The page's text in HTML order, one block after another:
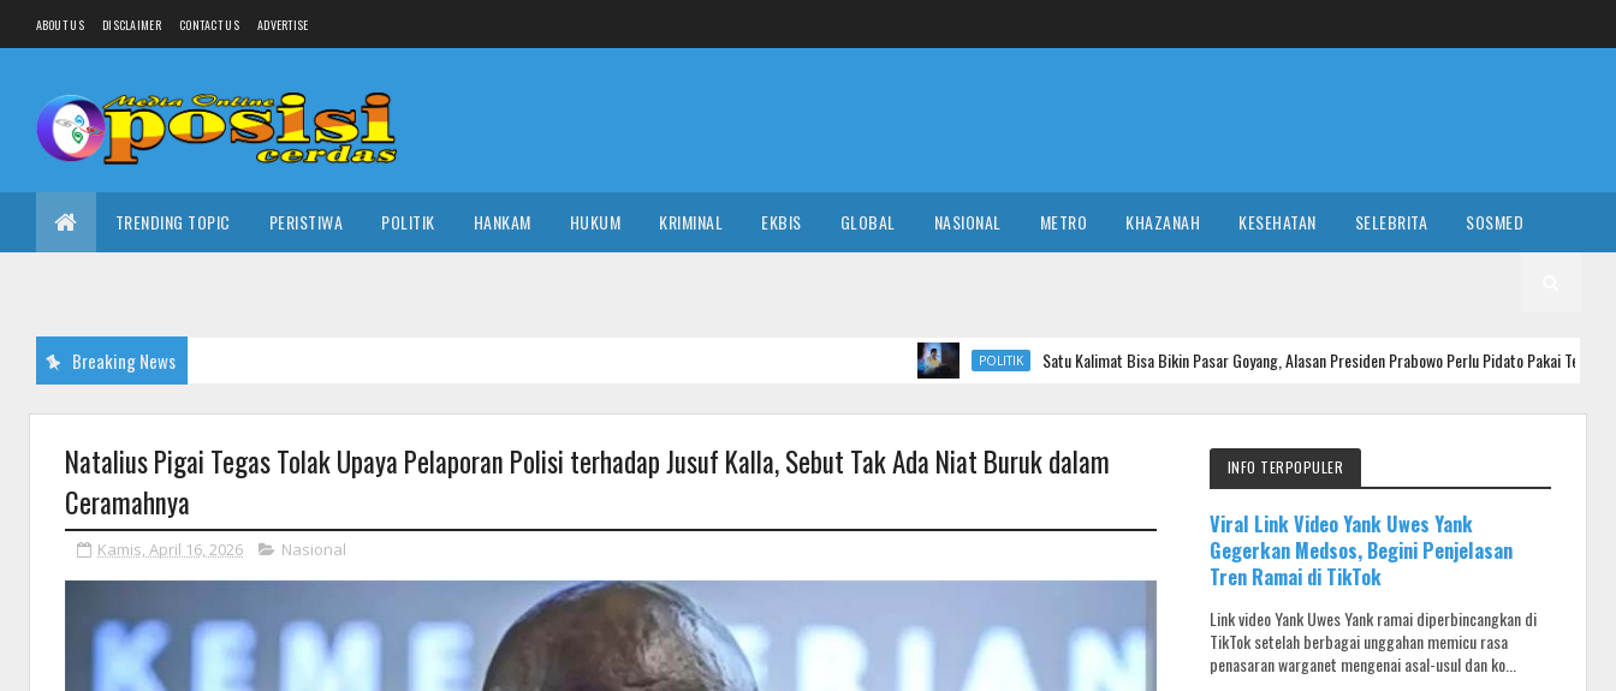
ABOUT US DISCLAIMER CONTACT US ADVERTISE
TRENDING TOPIC PERISTIWA POLITIK HANKAM HUKUM KRIMINAL EKBIS GLOBAL NASIONAL METRO KHAZANAH KESEHATAN SELEBRITA SOSMED
Breaking News Satu Kalimat Bisa Bikin Pasar Goyang, Alasan Presiden Prabowo Perlu Pidato Pakai Teks
Natalius Pigai Tegas Tolak Upaya Pelaporan Polisi terhadap Jusuf Kalla, Sebut Tak Ada Niat Buruk dalam
Ceramahnya
Kamis, April 16, 2026 Nasional
INFO TERPOPULER
Viral Link Video Yank Uwes Yank
Gegerkan Medsos, Begini Penjelasan
Tren Ramai di TikTok
Link video Yank Uwes Yank ramai diperbincangkan di
TikTok setelah berbagai unggahan memicu rasa
penasaran warganet mengenai asal-usul dan ko...